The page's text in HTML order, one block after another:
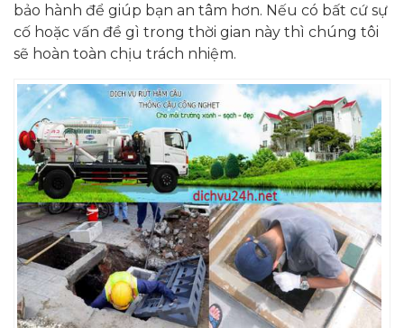
bảo hành để giúp bạn an tâm hơn. Nếu có bất cứ sự
cố hoặc vấn đề gì trong thời gian này thì chúng tôi
sẽ hoàn toàn chịu trách nhiệm.